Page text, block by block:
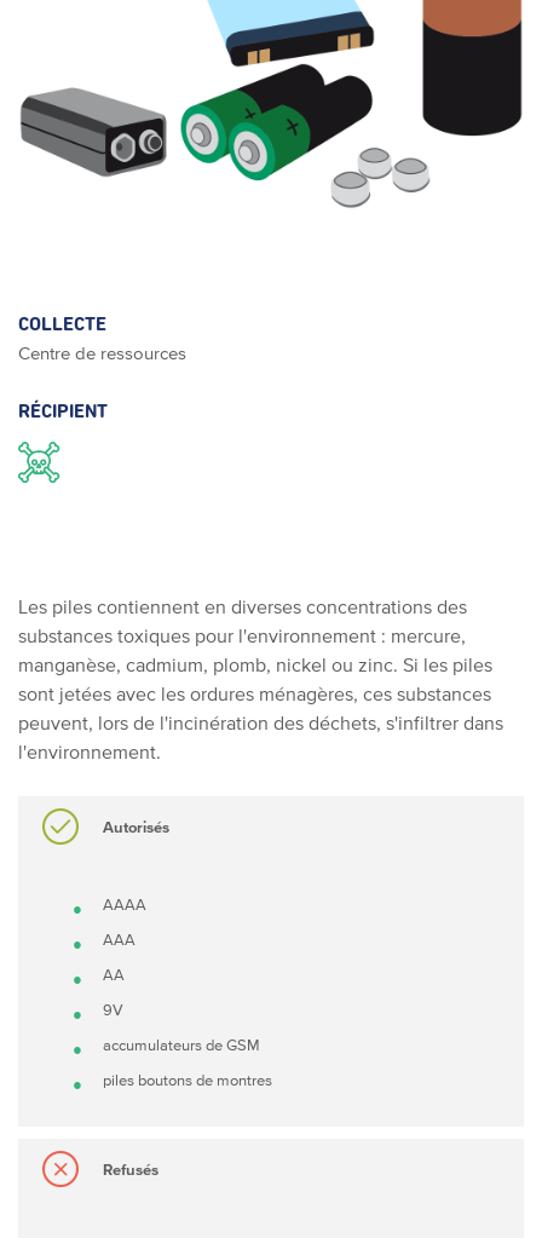
COLLECTE
Centre de ressources
RÉCIPIENT
Les piles contiennent en diverses concentrations des
substances toxiques pour l'environnement : mercure,
manganèse, cadmium, plomb, nickel ou zinc. Si les piles
sont jetées avec les ordures ménagères, ces substances
peuvent, lors de l'incinération des déchets, s'infiltrer dans
l'environnement.
Autorisés
AAAA
AAA
AA
9V
accumulateurs de GSM
piles boutons de montres
Refusés